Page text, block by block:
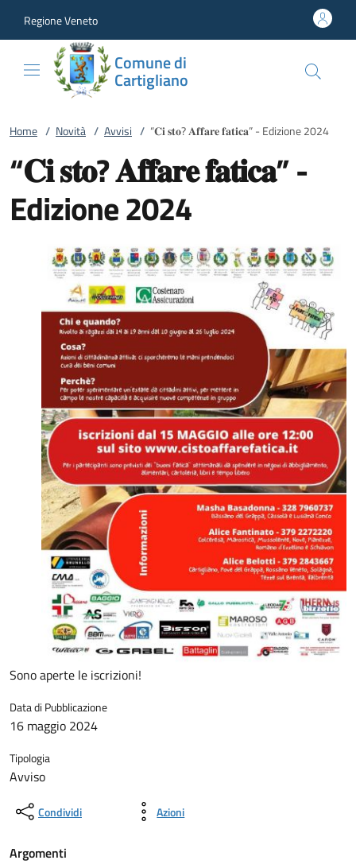
Regione Veneto
Comune di
Cartigliano
Home / Novità / Avvisi / “𝐂𝐢 𝐬𝐭𝐨? 𝐀𝐟𝐟𝐚𝐫𝐞 𝐟𝐚𝐭𝐢𝐜𝐚” - Edizione 2024
“𝐂𝐢 𝐬𝐭𝐨? 𝐀𝐟𝐟𝐚𝐫𝐞 𝐟𝐚𝐭𝐢𝐜𝐚” -
Edizione 2024
Sono aperte le iscrizioni!
Data di Pubblicazione
16 maggio 2024
Tipologia
Avviso
Condividi Azioni
Argomenti